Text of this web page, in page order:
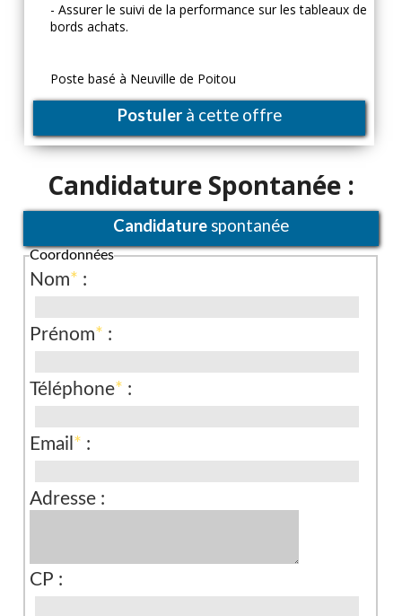
- Assurer le suivi de la performance sur les tableaux de
bords achats.
Poste basé à Neuville de Poitou
Postulerà cette offre
Candidature Spontanée :
Candidature spontanée